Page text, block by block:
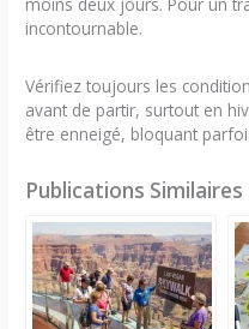
moins deux jours. Pour un
incontournable.
Vérifiez toujours les
avant de partir, surtout en
être enneigé, bloquant
Publications Similaires